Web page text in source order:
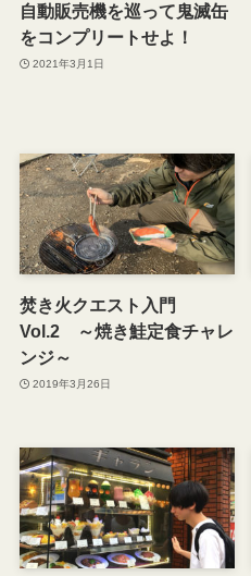
自動販売機を巡って鬼滅缶
をコンプリートせよ！
2021年3月1日
焚き火クエスト入門
Vol.2 ～焼き鮭定食チャレ
ンジ～
2019年3月26日